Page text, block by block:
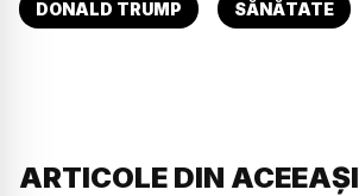
DONALD TRUMP SĂNĂTATE
ARTICOLE DIN ACEEAȘI